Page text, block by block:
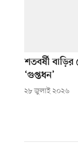
শতবর্ষী
‘গুপ্তধন’
২৮ জুলাই ২০২৬